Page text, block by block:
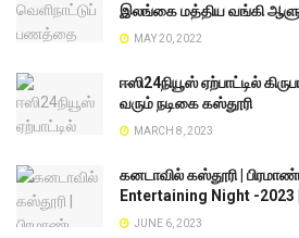
இலங்கை மத்திய வங்கி
MAY 20, 2022
ஈஸி24நியூஸ் ஏற்பாட்டில்
வரும் நடிகை கஸ்தூரி
MARCH 8, 2023
கனடாவில் கஸ்தூரி |
Entertaining Night -2023
JUNE 6, 2023